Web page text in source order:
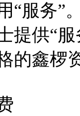
“服务”
提供“
的鑫椤